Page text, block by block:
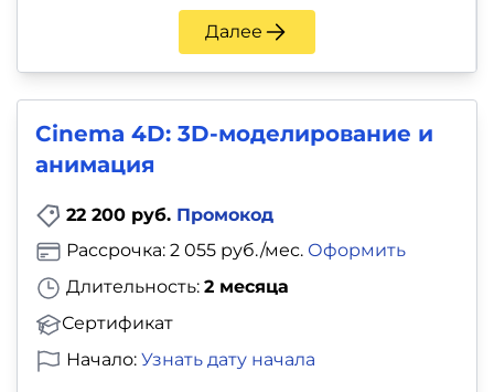
Далее
Cinema 4D: 3D-моделирование и
анимация
22 200 руб. Промокод
Длительность: 2 месяца
Сертификат
Рассрочка: 2 055 руб./мес. Оформить
Начало: Узнать дату начала